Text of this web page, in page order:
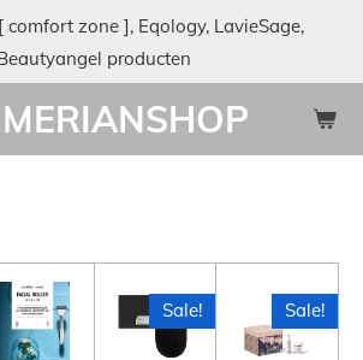
MERIANSHOP
comfort zone ], Eqology, LavieSage,
producten
Sale! Sale!